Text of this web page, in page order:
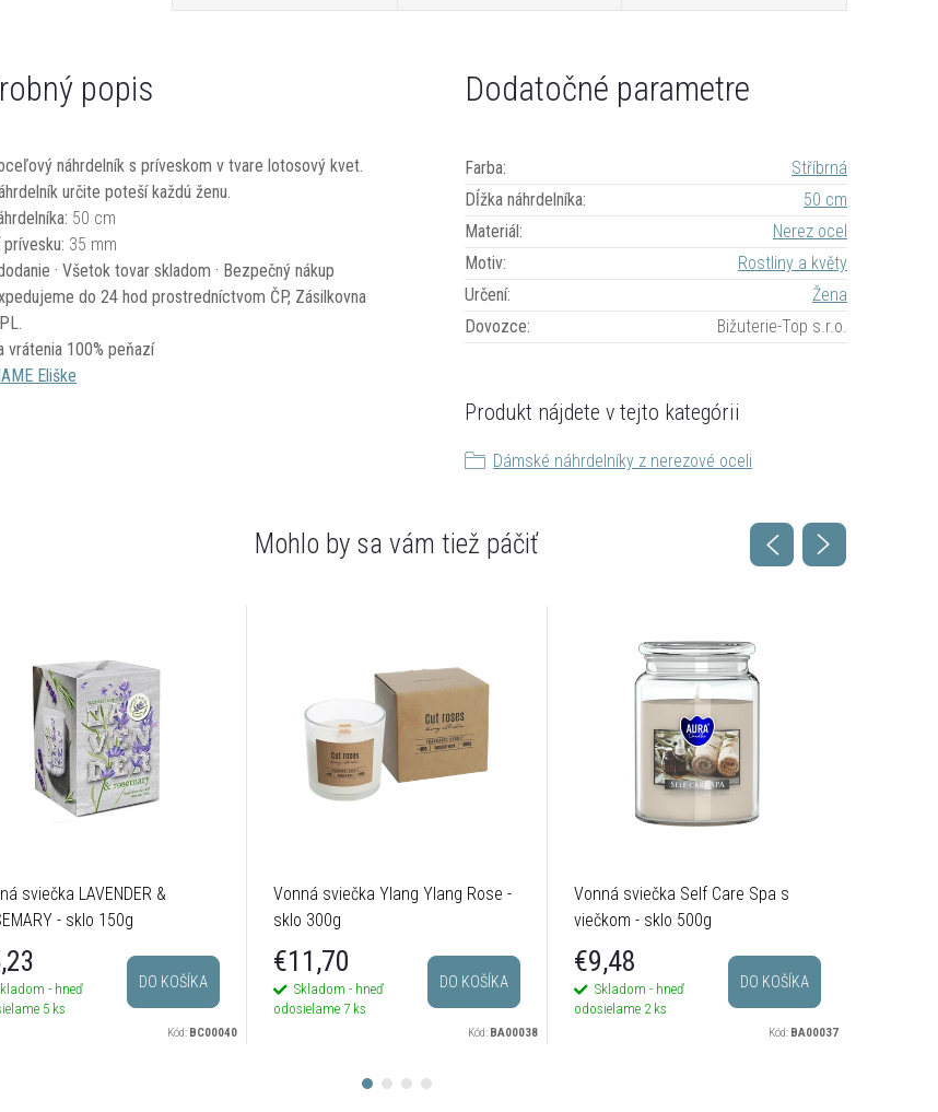
popis
náhrdelník s príveskom v tvare lotosový kvet.
určite poteší každú ženu.
50 cm
35 mm
· Všetok tovar skladom · Bezpečný nákup
do 24 hod prostredníctvom ČP, Zásilkovna
vrátenia 100% peňazí
Eliške
Dodatočné parametre
Farba:
Stříbrná
Dĺžka náhrdelníka:
50 cm
Materiál:
Nerez ocel
Motiv:
Rostliny a květy
Určení:
Žena
Dovozce: Bižuterie-Top s.r.o.
Produkt nájdete v tejto kategórii
Dámské náhrdelníky z nerezové oceli
sviečka LAVENDER &
- sklo 150g
- hneď
5 ks
DO KOŠÍKA
Kód: BC00040
Vonná sviečka Ylang Ylang Rose -
sklo 300g
€11,70
Skladom - hneď
odosielame 7 ks
DO KOŠÍKA
Kód: BA00038
Vonná sviečka Self Care Spa s
viečkom - sklo 500g
€9,48
Skladom - hneď
odosielame 2 ks
DO KOŠÍKA
Kód: BA00037